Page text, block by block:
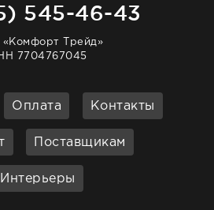
545-46-43
Трейд»
7704767045
Оплата Контакты
Поставщикам
Интерьеры